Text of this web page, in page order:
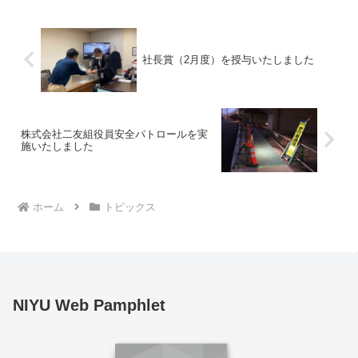
社長賞（2月度）を授与いたしました
株式会社二友組役員安全パトロールを実
施いたしました
ホーム トピックス
NIYU Web Pamphlet